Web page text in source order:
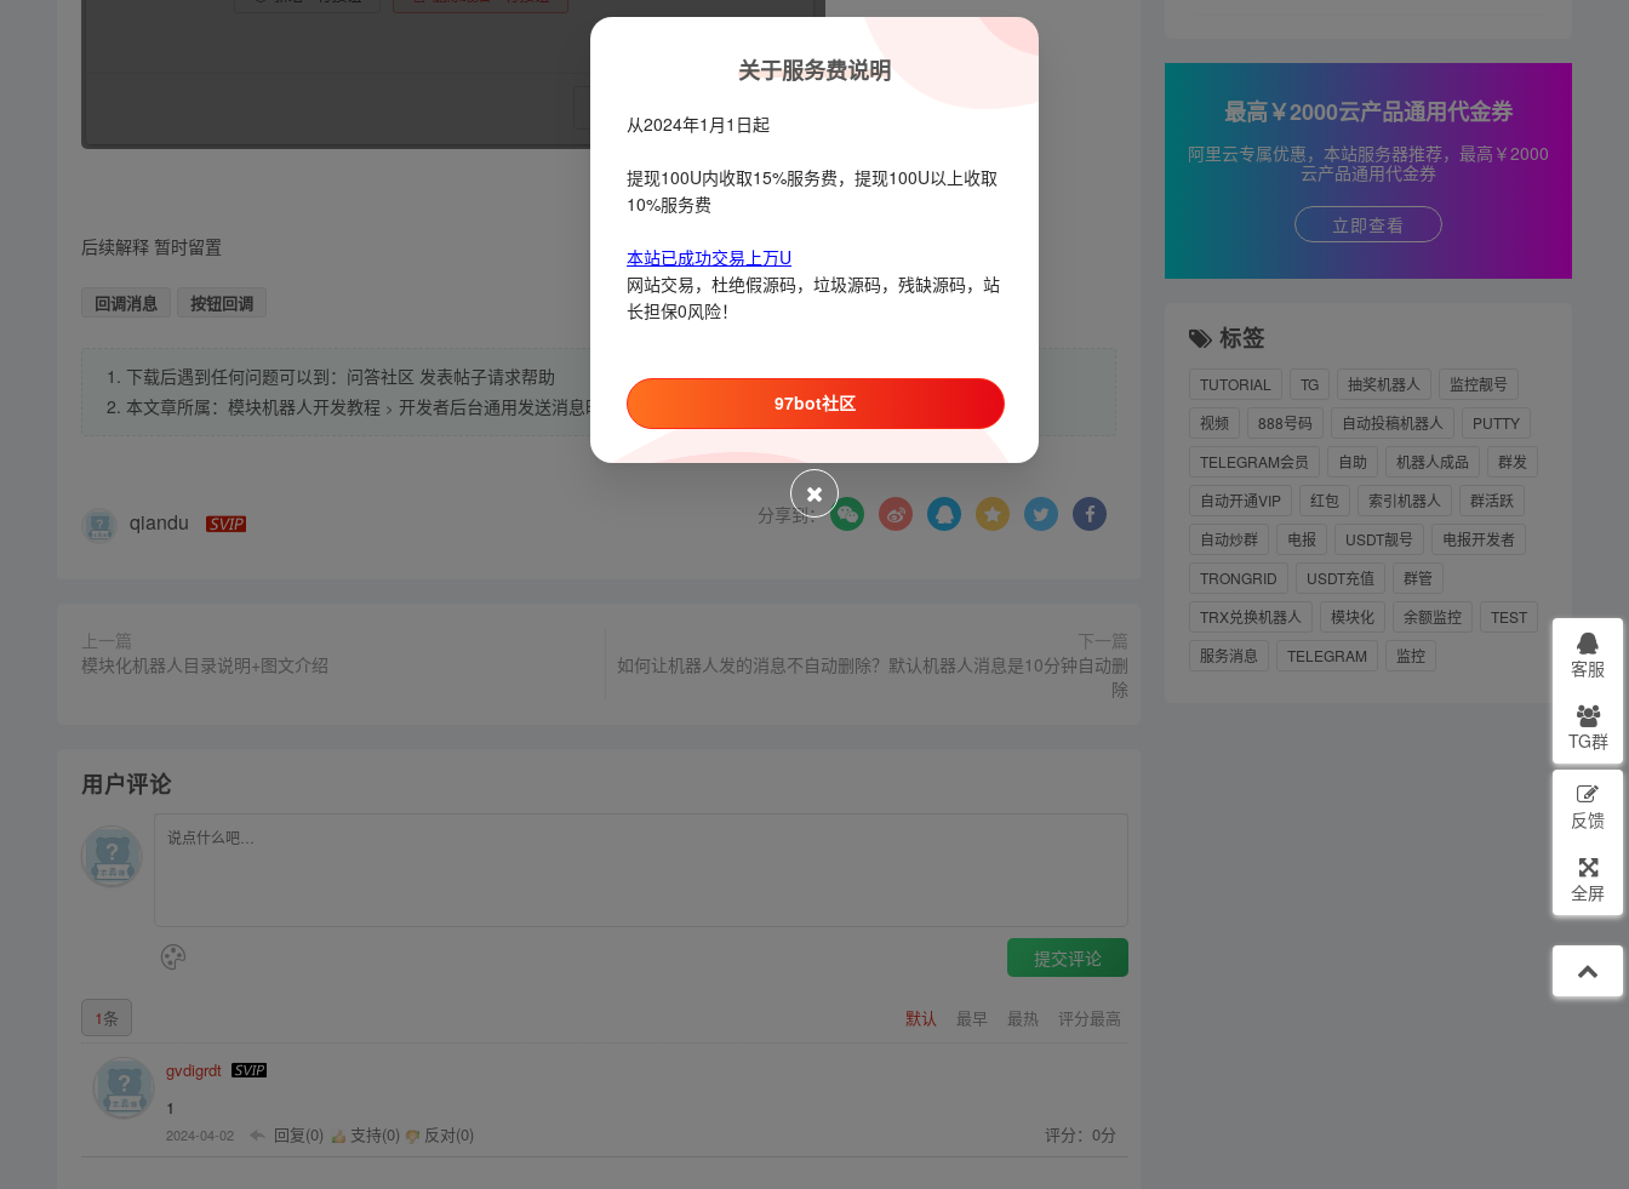
后续解释 暂时留置
回调消息 按钮回调
1. 下载后遇到任何问题可以到：问答社区 发表帖子请求帮助
2. 本文章所属： 模块机器人开发教程 > 开发者后台通用发送消息时(按钮回调消息)如何使用
qiandu 分享到：
上一篇
模块化机器人目录说明+图文介绍
下一篇
如何让机器人发的消息不自动删除？默认机器人消息是10分钟自动删
除
用户评论
提交评论
默认 最早 最热 评分最高
1条
gvdigrdt
1
2024-04-02 回复(0) 支持(0) 反对(0) 评分：0分
最高￥2000云产品通用代金券
阿里云专属优惠，本站服务器推荐，最高￥2000
云产品通用代金券
立即查看
标签
TUTORIAL TG 抽奖机器人
监控靓号
视频
888号码 自动投稿机器人
PUTTY
TELEGRAM会员
自助 机器人成品
群发
自动开通VIP
红包 索引机器人
群活跃
自动炒群
电报 USDT靓号
电报开发者
TRONGRID
USDT充值
群管
TRX兑换机器人
模块化 余额监控
TEST
服务消息
TELEGRAM 监控
客服
TG群
反馈
全屏
关于服务费说明
从2024年1月1日起
提现100U内收取15%服务费，提现100U以上收取
10%服务费
本站已成功交易上万U
网站交易，杜绝假源码，垃圾源码，残缺源码，站
长担保0风险！
97bot社区